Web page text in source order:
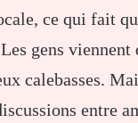
ce qui fait
gens viennent
calebasses.
entre